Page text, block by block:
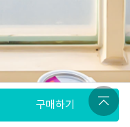
구매하기